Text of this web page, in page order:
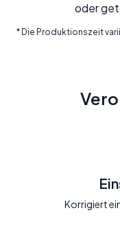
oder
* Die Produktionszeit
Korrigiert